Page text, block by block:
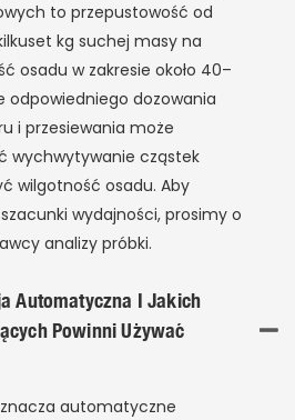
to przepustowość od
kg suchej masy na
osadu w zakresie około 40–
odpowiedniego dozowania
i przesiewania może
wychwytywanie cząstek
wilgotność osadu. Aby
wydajności, prosimy o
analizy próbki.
Automatyczna I Jakich
Powinni Używać
automatyczne